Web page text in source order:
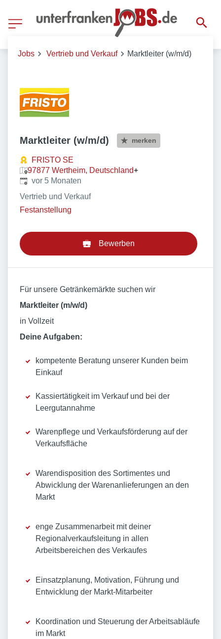
Jobs Vertrieb und Verkauf Marktleiter (w/m/d)
Marktleiter (w/m/d) merken
FRISTO SE
97877 Wertheim, Deutschland+
Veröffentlicht:
vor 5 Monaten
Vertrieb und Verkauf
Festanstellung
Bewerben
Für unsere Getränkemärkte suchen wir
Marktleiter (m/w/d)
in Vollzeit
Deine Aufgaben:
kompetente Beratung unserer Kunden beim
Einkauf
Kassiertätigkeit im Verkauf und bei der
Leergutannahme
Warenpflege und Verkaufsförderung auf der
Verkaufsfläche
Warendisposition des Sortimentes und
Abwicklung der Warenanlieferungen an den
Markt
enge Zusammenarbeit mit deiner
Regionalverkaufsleitung in allen
Arbeitsbereichen des Verkaufes
Einsatzplanung, Motivation, Führung und
Entwicklung der Markt-Mitarbeiter
Koordination und Steuerung der Arbeitsabläufe
im Markt